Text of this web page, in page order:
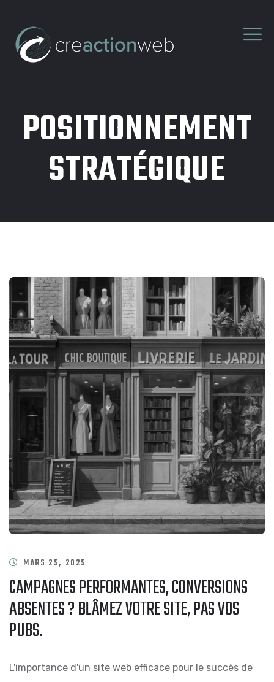
POSITIONNEMENT
STRATÉGIQUE
MARS 25, 2025
CAMPAGNES PERFORMANTES, CONVERSIONS
ABSENTES ? BLÂMEZ VOTRE SITE, PAS VOS
PUBS.
L'importance d'un site web efficace pour le succès de